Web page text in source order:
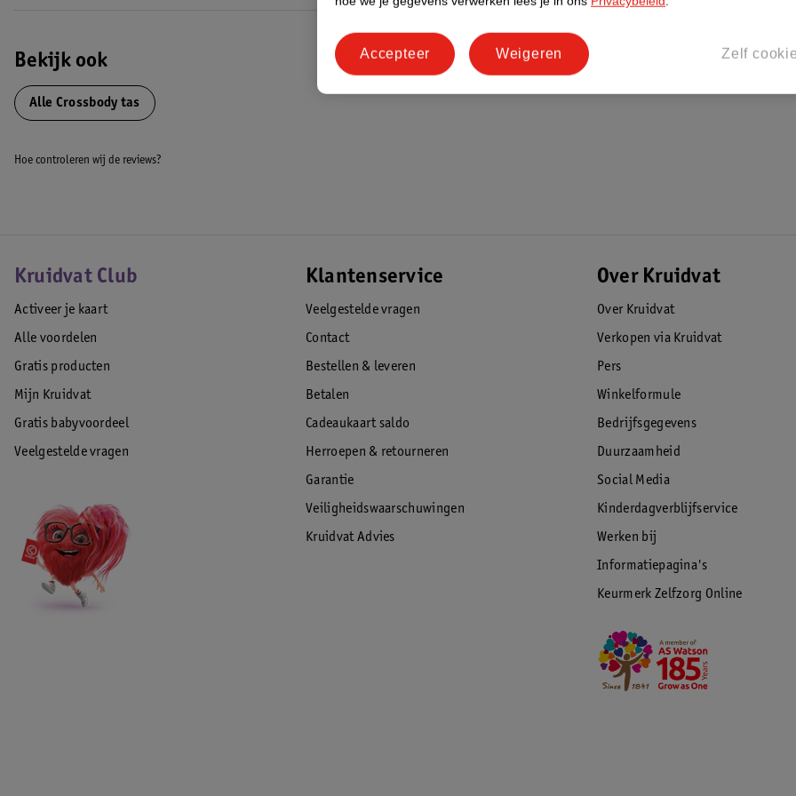
Bekijk ook
Alle Crossbody tas
Hoe controleren wij de reviews?
Kruidvat Club
Activeer je kaart
Alle voordelen
Gratis producten
Mijn Kruidvat
Gratis babyvoordeel
Veelgestelde vragen
Klantenservice
Veelgestelde vragen
Contact
Bestellen & leveren
Betalen
Cadeaukaart saldo
Herroepen & retourneren
Garantie
Veiligheidswaarschuwingen
Kruidvat Advies
Over Kruidvat
Over Kruidvat
Verkopen via Kruidvat
Pers
Winkelformule
Bedrijfsgegevens
Duurzaamheid
Social Media
Kinderdagverblijfservice
Werken bij
Informatiepagina's
Keurmerk Zelfzorg Online
Zelf
Weigeren
Accepteer